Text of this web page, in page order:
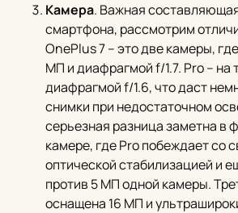
Камера. Важная
смартфона, рассмотрим
OnePlus 7 – это две камеры,
МП и диафрагмой f/1.7. Pro – на
диафрагмой f/1.6, что даст
снимки при недостаточном
серьезная разница заметна в
камере, где Pro побеждает со
оптической стабилизацией и
против 5 МП одной камеры.
оснащена 16 МП и